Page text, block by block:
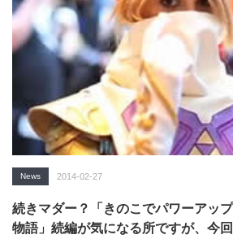
News 2014-02-27
続きマダー？「きのこでパワーアッ
物語」続編が気になる所ですが、今